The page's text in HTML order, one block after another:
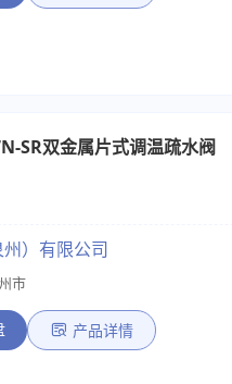
SR双金属片式调温疏水阀
）有限公司
市
产品详情